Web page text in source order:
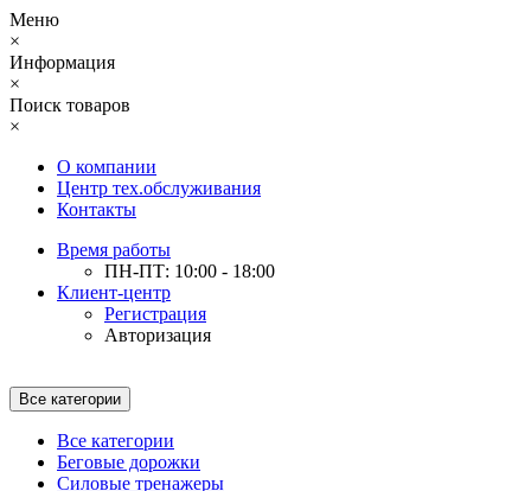
Меню
×
Информация
×
Поиск товаров
×
О компании
Центр тех.обслуживания
Контакты
Время работы
ПН-ПТ: 10:00 - 18:00
Клиент-центр
Регистрация
Авторизация
Все категории
Все категории
Беговые дорожки
Силовые тренажеры